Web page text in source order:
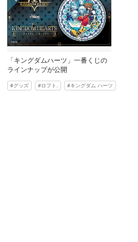
「キングダムハーツ」一番くじの
ラインナップが公開
グッズ ロフト. キングダム ハーツ